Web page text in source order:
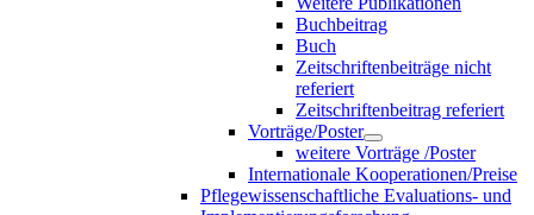
Buchbeitrag
Buch
Zeitschriftenbeiträge nicht
referiert
Zeitschriftenbeitrag referiert
Vorträge/Poster
weitere Vorträge /Poster
Internationale Kooperationen/Preise
Pflegewissenschaftliche Evaluations- und